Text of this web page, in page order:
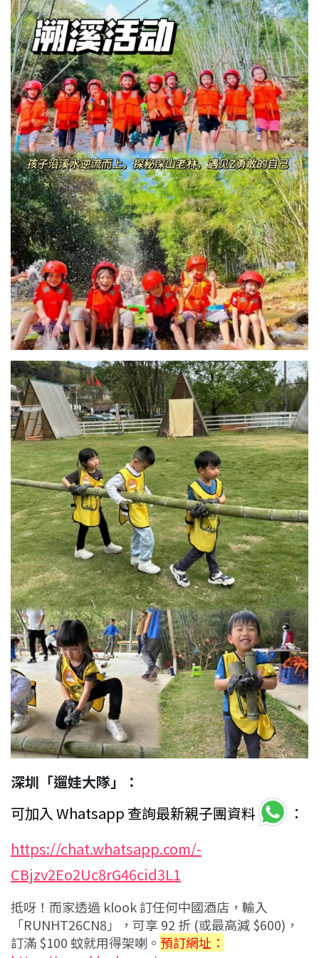
深圳「遛娃大隊」：
可加入 Whatsapp 查詢最新親子團資料
：
https://chat.whatsapp.com/-
CBjzv2Eo2Uc8rG46cid3L1
抵呀！而家透過 klook 訂任何中國酒店，輸入
「RUNHT26CN8」，可享 92 折 (或最高減 $600)，
訂滿 $100 蚊就用得架喇。 預訂網址：